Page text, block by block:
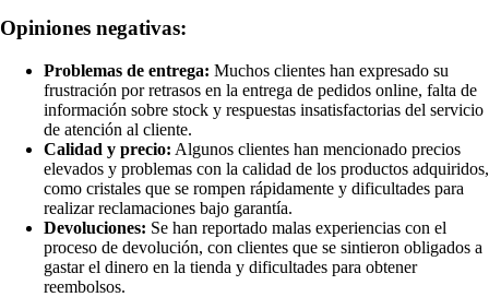
Opiniones negativas:
Problemas de entrega: Muchos clientes han expresado su
frustración por retrasos en la entrega de pedidos online, falta de
información sobre stock y respuestas insatisfactorias del servicio
de atención al cliente.
Calidad y precio: Algunos clientes han mencionado precios
elevados y problemas con la calidad de los productos adquiridos,
como cristales que se rompen rápidamente y dificultades para
realizar reclamaciones bajo garantía.
Devoluciones: Se han reportado malas experiencias con el
proceso de devolución, con clientes que se sintieron obligados a
gastar el dinero en la tienda y dificultades para obtener
reembolsos.